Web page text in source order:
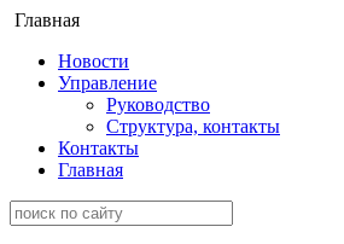
Главная
Новости
Управление
Руководство
Структура, контакты
Контакты
Главная